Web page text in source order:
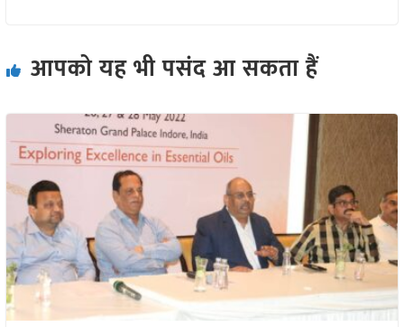
आपको यह भी पसंद आ सकता हैं